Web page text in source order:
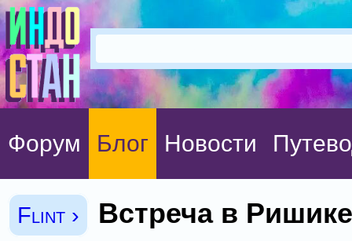
Форум Блог Новости
Flint › Встреча в